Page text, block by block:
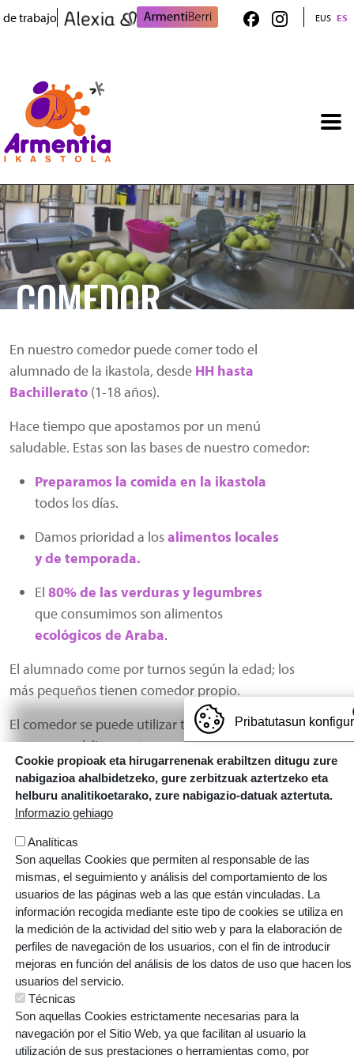
Pasar al contenido principal
de trabajo EUS ES
COMEDOR
Irudia
En nuestro comedor puede comer todo el
alumnado de la ikastola, desde HH hasta
Bachillerato (1-18 años).
Hace tiempo que apostamos por un menú
saludable. Estas son las bases de nuestro comedor:
Preparamos la comida en la ikastola
todos los días.
Damos prioridad a losalimentos locales
y de temporada.
El 80% de las verduras y legumbres
que consumimos son alimentos
ecológicos de Araba.
El alumnado come por turnos según la edad; los
más pequeños tienen comedor propio.
El comedor se puede utilizar tanto habitualmente
como esporádicamente.
Menús
Pedir servicio
ARMENTIA IKASTOLA, S. COOP.
Gaztelako ataria, 101 - 01007 (GASTEIZ)
T: 945 145 445 | E:armentia@ikastola.eus
ORRI-OINA
Contacto Trabaja con nosotros
TESTU-LEGALAK
Política de cookies Política de privacidad
Pribatutasun
Cookie propioak eta hirugarrenenak erabiltzen ditugu zure
nabigazioa ahalbidetzeko, gure zerbitzuak aztertzeko eta
helburu analitikoetarako, zure nabigazio-datuak aztertuta.
Informazio gehiago
Analíticas
Son aquellas Cookies que permiten al responsable de las
mismas, el seguimiento y análisis del comportamiento de los
usuarios de las páginas web a las que están vinculadas. La
información recogida mediante este tipo de cookies se utiliza en
la medición de la actividad del sitio web y para la elaboración de
perfiles de navegación de los usuarios, con el fin de introducir
mejoras en función del análisis de los datos de uso que hacen los
usuarios del servicio.
Técnicas
Son aquellas Cookies estrictamente necesarias para la
navegación por el Sitio Web, ya que facilitan al usuario la
utilización de sus prestaciones o herramientas como, por